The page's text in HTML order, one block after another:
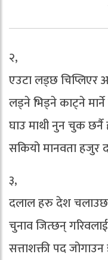
२,
एउटा लड्छ चिप्लिएर
लड्ने भिड्ने काट्ने
घाउ माथी नुन चुक छर्नै
सकियो मानवता हजुर
३,
दलाल हरु देश
चुनाव जित्छन्
सत्ताशक्ती पद